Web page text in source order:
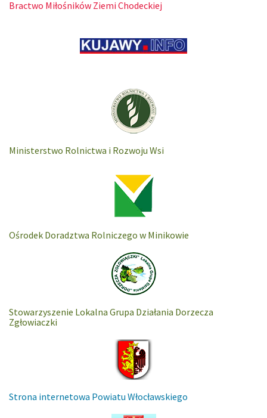
Bractwo Miłośników Ziemi Chodeckiej
Ministerstwo Rolnictwa i Rozwoju Wsi
Ośrodek Doradztwa Rolniczego w Minikowie
Stowarzyszenie Lokalna Grupa Działania Dorzecza
Zgłowiaczki
Strona internetowa Powiatu Włocławskiego